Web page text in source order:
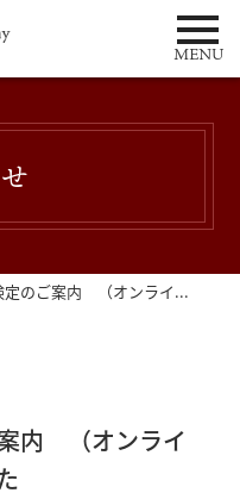
MENU
のご案内 （オンライ...
内 （オンライ